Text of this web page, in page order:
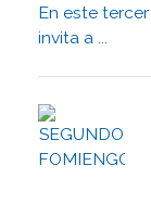
En este
invita a ...